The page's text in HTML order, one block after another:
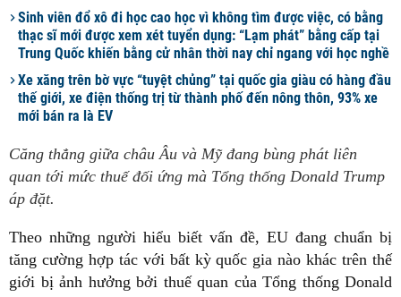
Sinh viên đổ xô đi học cao học vì không tìm được việc, có bằng
thạc sĩ mới được xem xét tuyển dụng: “Lạm phát” bằng cấp tại
Trung Quốc khiến bằng cử nhân thời nay chỉ ngang với học nghề
Xe xăng trên bờ vực “tuyệt chủng” tại quốc gia giàu có hàng đầu
thế giới, xe điện thống trị từ thành phố đến nông thôn, 93% xe
mới bán ra là EV
Căng thẳng giữa châu Âu và Mỹ đang bùng phát liên
quan tới mức thuế đối ứng mà Tổng thống Donald Trump
áp đặt.
Theo những người hiểu biết vấn đề, EU đang chuẩn bị
tăng cường hợp tác với bất kỳ quốc gia nào khác trên thế
giới bị ảnh hưởng bởi thuế quan của Tổng thống Donald